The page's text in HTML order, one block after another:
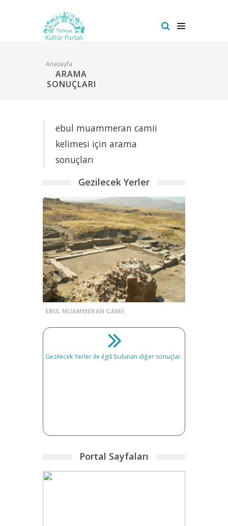
Anasayfa
ARAMA
SONUÇLARI
ebul muammeran camii
kelimesi için arama
sonuçları
Gezilecek Yerler
EBUL MUAMMERAN CAMİİ
Gezilecek Yerler ile ilgili bulunan diğer sonuçlar..
Portal Sayfaları